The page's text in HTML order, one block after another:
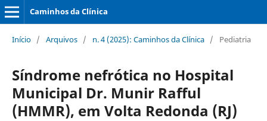
Caminhos da Clínica
Início / Arquivos / n. 4 (2025): Caminhos da Clínica / Pediatria
Síndrome nefrótica no Hospital
Municipal Dr. Munir Rafful
(HMMR), em Volta Redonda (RJ)